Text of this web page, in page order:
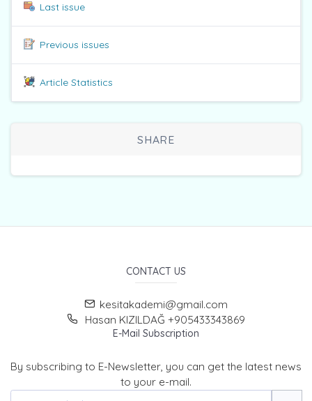
Last issue
Previous issues
Article Statistics
SHARE
CONTACT US
kesitakademi@gmail.com
Hasan KIZILDAĞ +905433343869
E-Mail Subscription
By subscribing to E-Newsletter, you can get the latest news
to your e-mail.